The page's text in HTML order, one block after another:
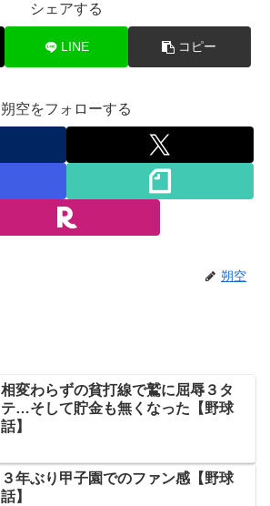
シェアする
LINE コピー
朔空をフォローする
朔空
相変わらずの貧打線で鷲に屈辱３タ
テ…そして貯金も無くなった【野球
話】
３年ぶり甲子園でのファン感【野球
話】